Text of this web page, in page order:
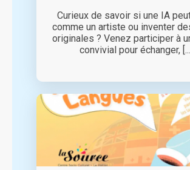
Curieux de savoir si une IA
comme un artiste ou inventer
originales ? Venez participer à
convivial pour échanger, [...]